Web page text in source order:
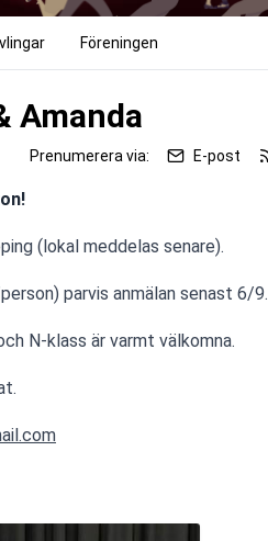
Föreningen
Amanda
Prenumerera via: E-post
(lokal meddelas senare).
parvis anmälan senast 6/9.
N-klass är varmt välkomna.